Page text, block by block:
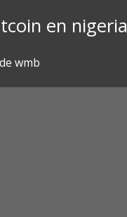
en nigeria
wmb